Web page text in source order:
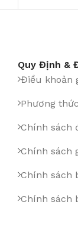
Quy Định &
Điều khoản
Phương
Chính sách
Chính sách
Chính sách
Chính sách